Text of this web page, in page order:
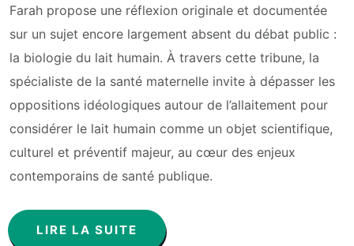
Farah propose une réflexion originale et documentée
sur un sujet encore largement absent du débat public :
la biologie du lait humain. À travers cette tribune, la
spécialiste de la santé maternelle invite à dépasser les
oppositions idéologiques autour de l’allaitement pour
considérer le lait humain comme un objet scientifique,
culturel et préventif majeur, au cœur des enjeux
contemporains de santé publique.
LIRE LA SUITE